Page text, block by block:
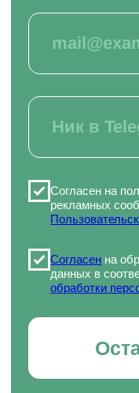
Хобби и бизнес
Лабораторные
Ландшафтный дизайн
Фермерское хозяйство
комплекса
Садоводство и
Агроном
Ассистент
ВИДЫ ПРОГРАММ
Программы повышения
Основные программы
обучения
Дополнительные
КАРТА САЙТА
ОБ АКАДЕМИИ
Партнерская программа
Отзывы
Как проходит обучение
Истории успеха
ДОКУМЕНТЫ